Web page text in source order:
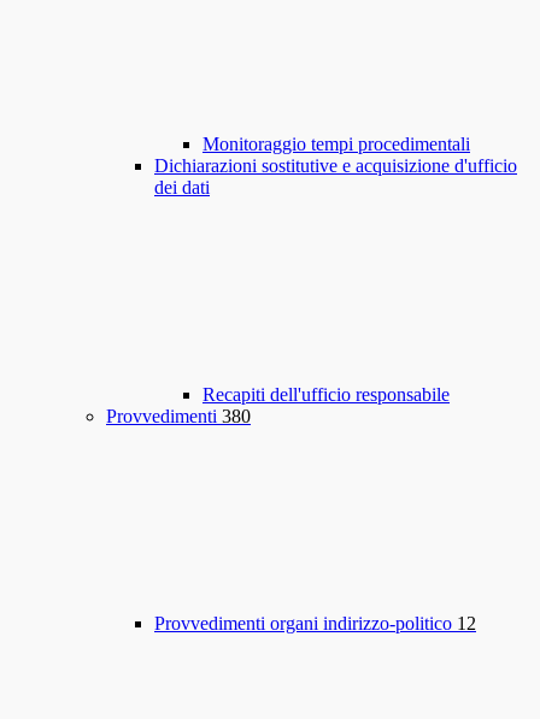
Monitoraggio tempi procedimentali
Dichiarazioni sostitutive e acquisizione d'ufficio
dei dati
Recapiti dell'ufficio responsabile
Provvedimenti 380
Provvedimenti organi indirizzo-politico 12